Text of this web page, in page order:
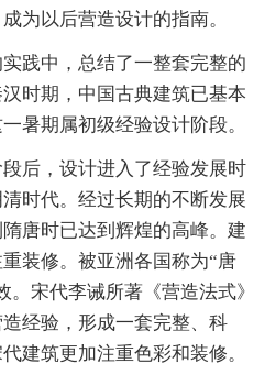
为以后营造设计的指南。
中，总结了一整套完整的
时期，中国古典建筑已基本
暑期属初级经验设计阶段。
，设计进入了经验发展时
时代。经过长期的不断发展
唐时已达到辉煌的高峰。建
装修。被亚洲各国称为“唐
。宋代李诫所著《营造法式》
经验，形成一套完整、科
建筑更加注重色彩和装修。